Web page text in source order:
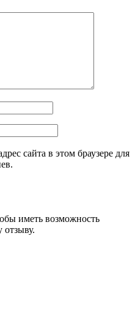
сайта в этом браузере для
иметь возможность
отзыву.